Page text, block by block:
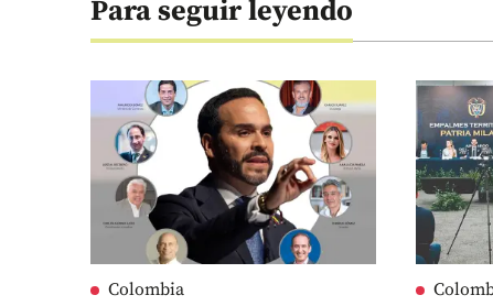
Para seguir leyendo
Colombia